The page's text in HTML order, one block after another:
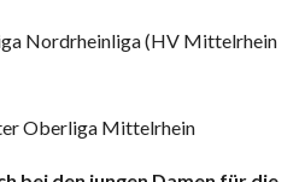
Nordrheinliga (HV Mittelrhein
Oberliga Mittelrhein